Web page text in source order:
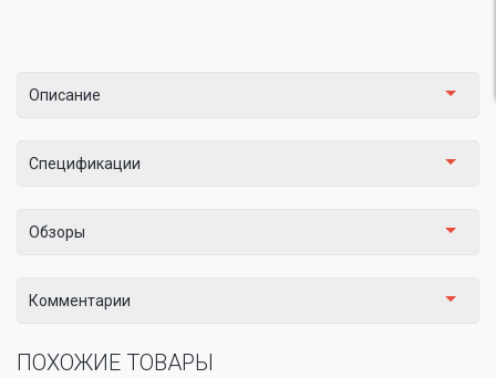
Описание
Спецификации
Обзоры
Комментарии
ПОХОЖИЕ ТОВАРЫ